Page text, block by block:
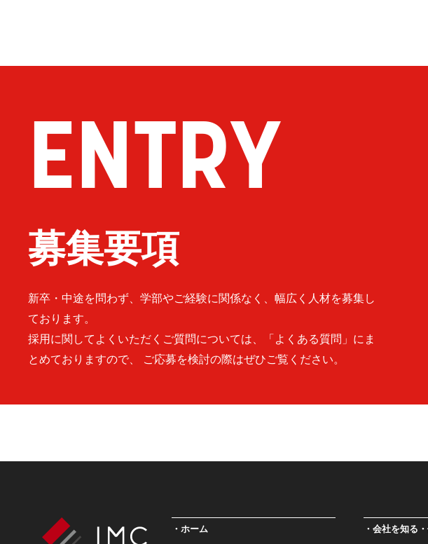
ENTRY
募集要項
新卒・中途を問わず、学部やご経験に関係なく、幅広く人材を募集し
ております。
採用に関してよくいただくご質問については、「よくある質問」にま
とめておりますので、 ご応募を検討の際はぜひご覧ください。
ホーム 会社を知る